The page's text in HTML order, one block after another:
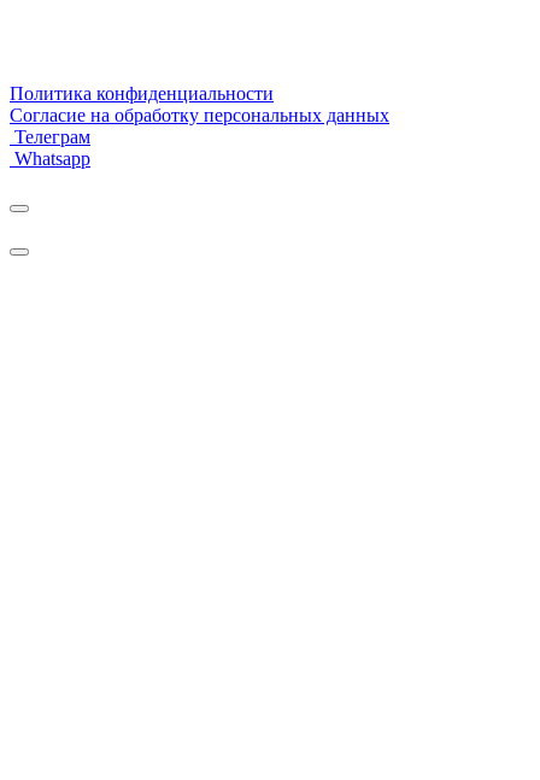
Политика конфиденциальности
Согласие на обработку персональных данных
Телеграм
Whatsapp